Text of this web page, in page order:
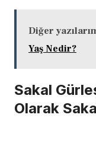
Diğer
Yaş Nedir?
Sakal
Olarak